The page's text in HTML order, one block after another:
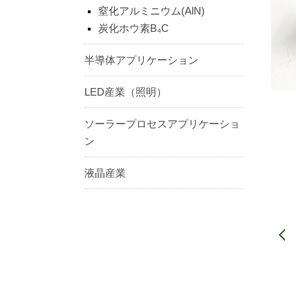
窒化アルミニウム(AlN)
炭化ホウ素B₄C
半導体アプリケーション
LED産業（照明）
ソーラープロセスアプリケーショ
ン
液晶産業